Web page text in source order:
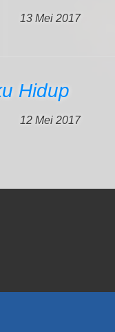
13 Mei 2017
Hidup
12 Mei 2017